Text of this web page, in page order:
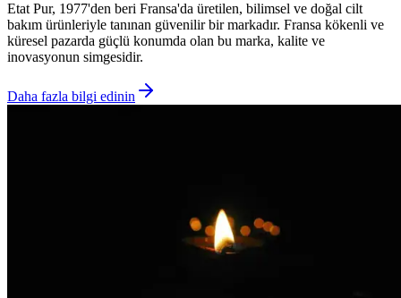
Etat Pur, 1977'den beri Fransa'da üretilen, bilimsel ve doğal cilt
bakım ürünleriyle tanınan güvenilir bir markadır. Fransa kökenli ve
küresel pazarda güçlü konumda olan bu marka, kalite ve
inovasyonun simgesidir.
Daha fazla bilgi edinin